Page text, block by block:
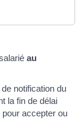
au
notification du
la fin de délai
accepter ou